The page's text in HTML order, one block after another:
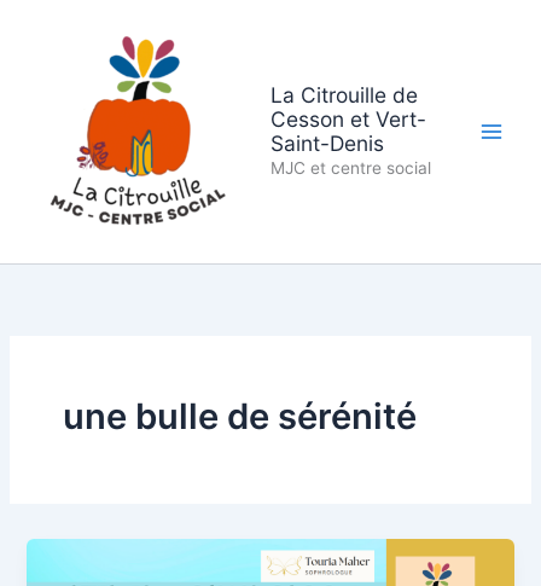
La Citrouille de
Cesson et Vert-
Saint-Denis
MJC et centre social
une bulle de sérénité